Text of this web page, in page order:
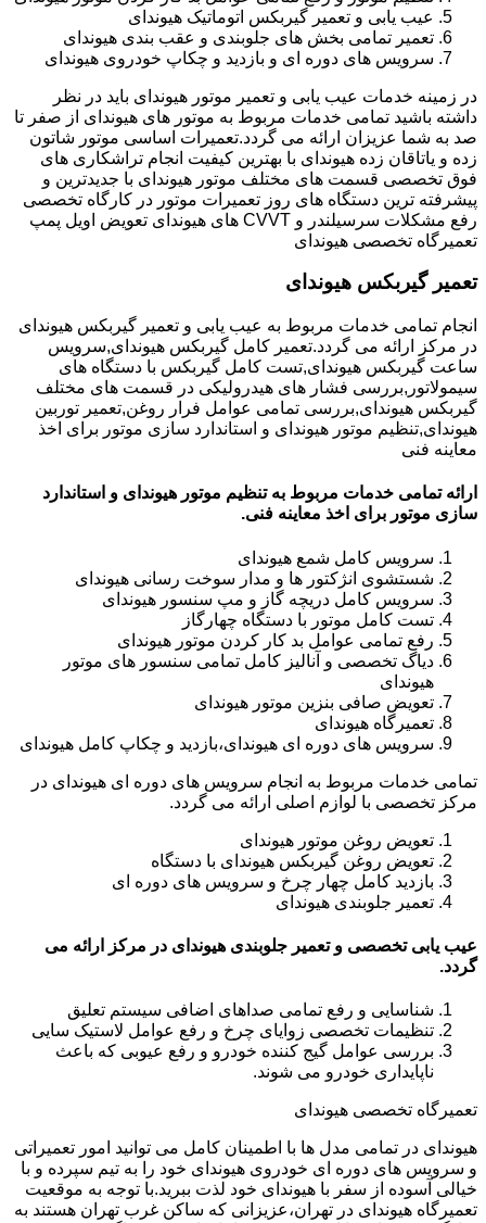
عیب یابی و تعمیر گیربکس اتوماتیک هیوندای
تعمیر تمامی بخش های جلوبندی و عقب بندی هیوندای
سرویس های دوره ای و بازدید و چکاپ خودروی هیوندای
در زمینه خدمات عیب یابی و تعمیر موتور هیوندای باید در نظر
داشته باشید تمامی خدمات مربوط به موتور های هیوندای از صفر تا
صد به شما عزیزان ارائه می گردد.تعمیرات اساسی موتور شاتون
زده و یاتاقان زده هیوندای با بهترین کیفیت انجام تراشکاری های
فوق تخصصی قسمت های مختلف موتور هیوندای با جدیدترین و
پیشرفته ترین دستگاه های روز تعمیرات موتور در کارگاه تخصصی
رفع مشکلات سرسیلندر و CVVT های هیوندای تعویض اویل پمپ
تعمیرگاه تخصصی هیوندای
تعمیر گیربکس هیوندای
انجام تمامی خدمات مربوط به عیب یابی و تعمیر گیربکس هیوندای
در مرکز ارائه می گردد.تعمیر کامل گیربکس هیوندای,سرویس
ساعت گیربکس هیوندای,تست کامل گیربکس با دستگاه های
سیمولاتور,بررسی فشار های هیدرولیکی در قسمت های مختلف
گیربکس هیوندای,بررسی تمامی عوامل فرار روغن,تعمیر توربین
هیوندای,تنظیم موتور هیوندای و استاندارد سازی موتور برای اخذ
معاینه فنی
ارائه تمامی خدمات مربوط به تنظیم موتور هیوندای و استاندارد
سازی موتور برای اخذ معاینه فنی.
سرویس کامل شمع هیوندای
شستشوی انژکتور ها و مدار سوخت رسانی هیوندای
سرویس کامل دریچه گاز و مپ سنسور هیوندای
تست کامل موتور با دستگاه چهارگاز
رفع تمامی عوامل بد کار کردن موتور هیوندای
دیاگ تخصصی و آنالیز کامل تمامی سنسور های موتور
هیوندای
تعویض صافی بنزین موتور هیوندای
تعمیرگاه هیوندای
سرویس های دوره ای هیوندای،بازدید و چکاپ کامل هیوندای
تمامی خدمات مربوط به انجام سرویس های دوره ای هیوندای در
مرکز تخصصی با لوازم اصلی ارائه می گردد.
تعویض روغن موتور هیوندای
تعویض روغن گیربکس هیوندای با دستگاه
بازدید کامل چهار چرخ و سرویس های دوره ای
تعمیر جلوبندی هیوندای
عیب یابی تخصصی و تعمیر جلوبندی هیوندای در مرکز ارائه می
گردد.
شناسایی و رفع تمامی صداهای اضافی سیستم تعلیق
تنظیمات تخصصی زوایای چرخ و رفع عوامل لاستیک سایی
بررسی عوامل گیج کننده خودرو و رفع عیوبی که باعث
ناپایداری خودرو می شوند.
تعمیرگاه تخصصی هیوندای
هیوندای در تمامی مدل ها با اطمینان کامل می توانید امور تعمیراتی
و سرویس های دوره ای خودروی هیوندای خود را به تیم سپرده و با
خیالی آسوده از سفر با هیوندای خود لذت ببرید.با توجه به موقعیت
تعمیرگاه هیوندای در تهران،عزیزانی که ساکن غرب تهران هستند به